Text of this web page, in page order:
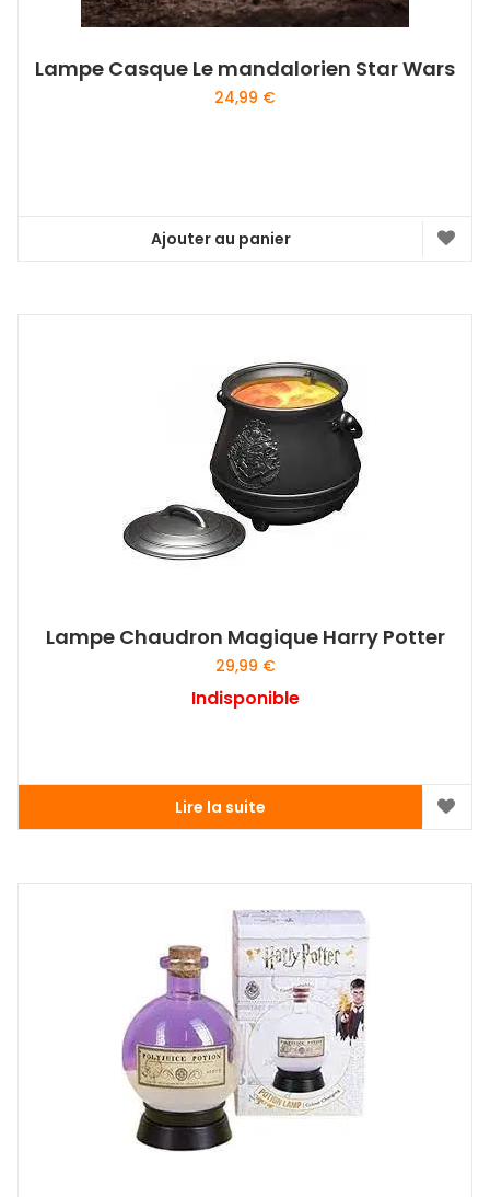
Lampe Casque Le mandalorien Star Wars
24,99 €
Ajouter au panier
Lampe Chaudron Magique Harry Potter
29,99 €
Indisponible
Lire la suite